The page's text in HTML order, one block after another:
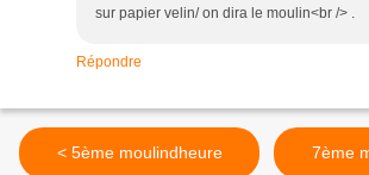
sur papier velin/ on dira le moulin<br /> .
Répondre
< 5ème moulindheure